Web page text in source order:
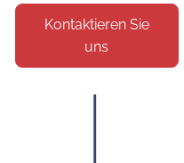
Kontaktieren Sie
uns